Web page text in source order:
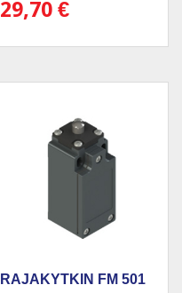
29,70€
RAJAKYTKIN FM 501